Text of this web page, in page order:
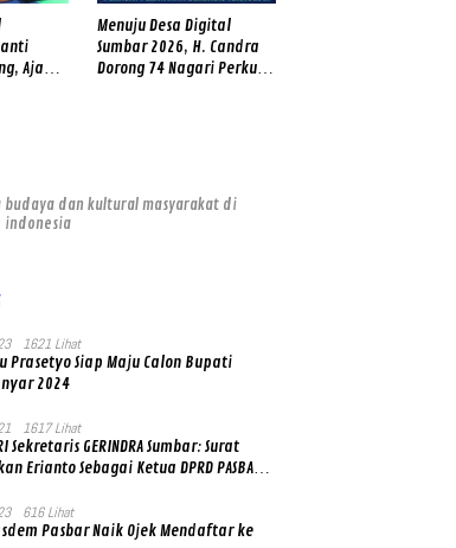
Ajak
Menuju Desa Digital
Sumbar 2026, H. Candra
Dorong 74 Nagari Perkuat
budaya dan kultural masyarakat di
indonesia
1621 Lihat
Prasetyo Siap Maju Calon Bupati
2024
1617 Lihat
Sekretaris GERINDRA Sumbar: Surat
Erianto Sebagai Ketua DPRD PASBAR
Subianto
616 Lihat
Pasbar Naik Ojek Mendaftar ke